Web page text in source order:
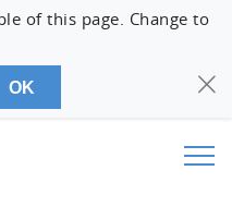
of this page. Change to
OK